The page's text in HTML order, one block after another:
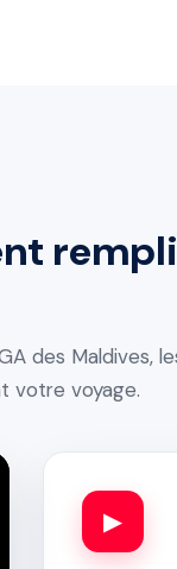
des Maldives,
votre voyage.
▶